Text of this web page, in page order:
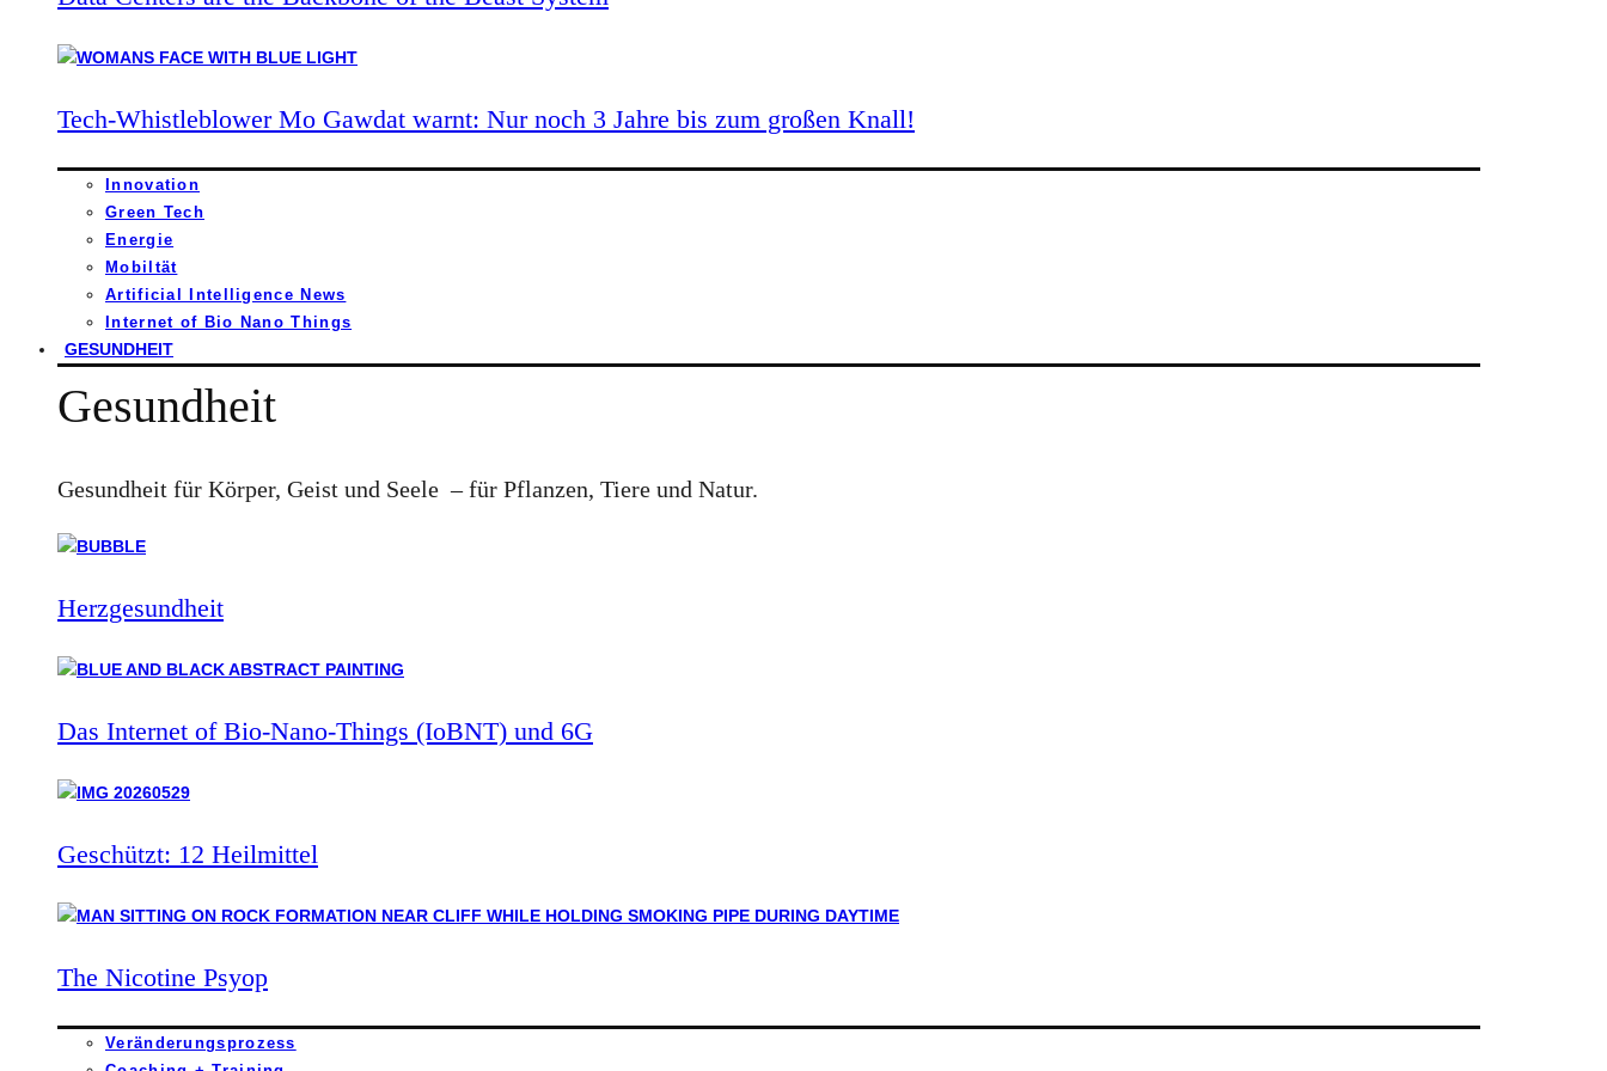
Tech-Whistleblower Mo Gawdat warnt: Nur noch 3 Jahre bis zum großen Knall!
Innovation
Green Tech
Energie
Mobiltät
Artificial Intelligence News
Internet of Bio Nano Things
GESUNDHEIT
Gesundheit
Gesundheit für Körper, Geist und Seele – für Pflanzen, Tiere und Natur.
Herzgesundheit
Das Internet of Bio-Nano-Things (IoBNT) und 6G
Geschützt: 12 Heilmittel
The Nicotine Psyop
Veränderungsprozess